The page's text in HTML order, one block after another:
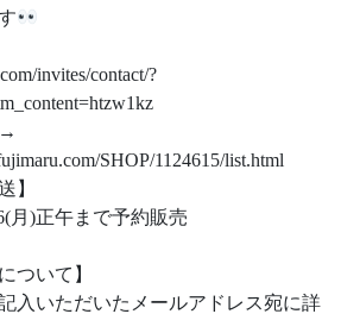
invites/contact/?
SHOP/1124615/list.html
】
月)正午まで予約販売
ついて】
入いただいたメールアドレス宛に詳